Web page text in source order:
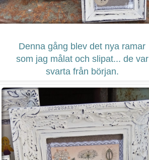
Denna gång blev det nya ramar
som jag målat och slipat... de var
svarta från början.